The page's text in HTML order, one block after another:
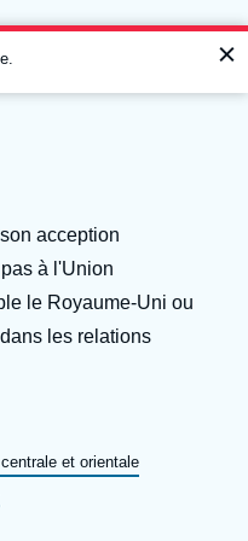
acception
à l'Union
le Royaume-Uni ou
les relations
et orientale